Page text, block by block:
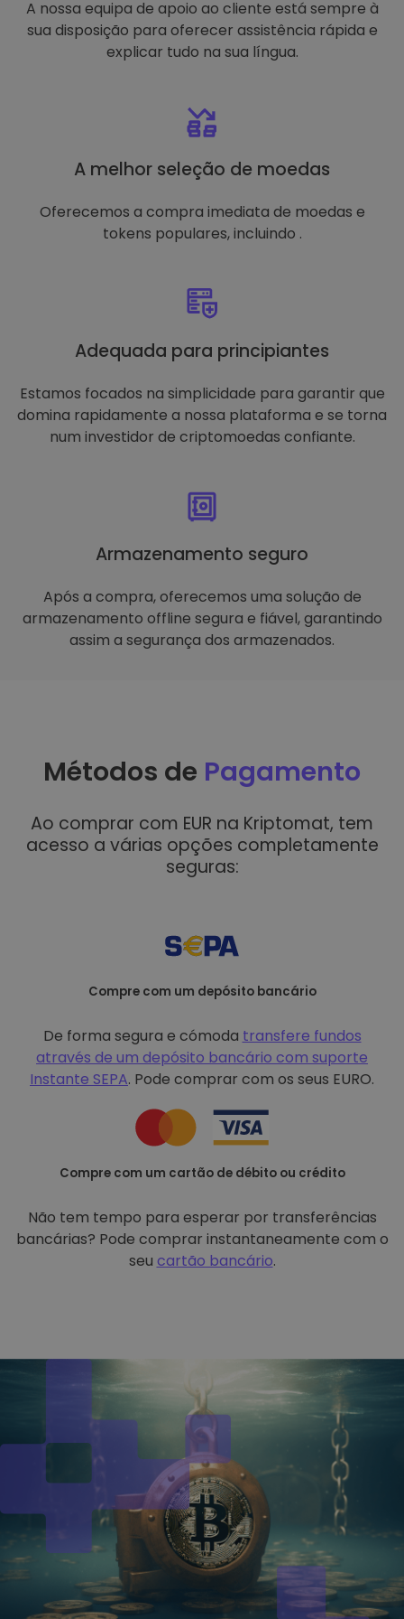
A nossa equipa de apoio ao cliente está sempre à
sua disposição para oferecer assistência rápida e
explicar tudo na sua língua.
A melhor seleção de moedas
Oferecemos a compra imediata de moedas e
tokens populares, incluindo .
Adequada para principiantes
Estamos focados na simplicidade para garantir que
domina rapidamente a nossa plataforma e se torna
num investidor de criptomoedas confiante.
Armazenamento seguro
Após a compra, oferecemos uma solução de
armazenamento offline segura e fiável, garantindo
assim a segurança dos armazenados.
Métodos de Pagamento
Ao comprar com EUR na Kriptomat, tem
acesso a várias opções completamente
seguras:
Compre com um depósito bancário
De forma segura e cómoda transfere fundos
através de um depósito bancário com suporte
Instante SEPA. Pode comprar com os seus EURO.
Compre com um cartão de débito ou crédito
Não tem tempo para esperar por transferências
bancárias? Pode comprar instantaneamente com o
seu cartão bancário.